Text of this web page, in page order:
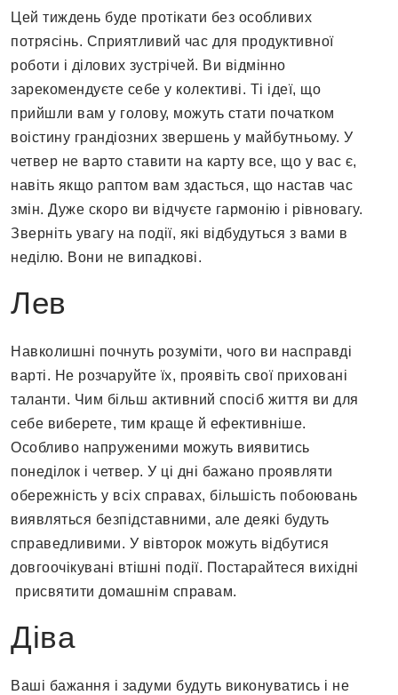
Цей тиждень буде протікати без особливих
потрясінь. Сприятливий час для продуктивної
роботи і ділових зустрічей. Ви відмінно
зарекомендуєте себе у колективі. Ті ідеї, що
прийшли вам у голову, можуть стати початком
воістину грандіозних звершень у майбутньому. У
четвер не варто ставити на карту все, що у вас є,
навіть якщо раптом вам здасться, що настав час
змін. Дуже скоро ви відчуєте гармонію і рівновагу.
Зверніть увагу на події, які відбудуться з вами в
неділю. Вони не випадкові.
Лев
Навколишні почнуть розуміти, чого ви насправді
варті. Не розчаруйте їх, проявіть свої приховані
таланти. Чим більш активний спосіб життя ви для
себе виберете, тим краще й ефективніше.
Особливо напруженими можуть виявитись
понеділок і четвер. У ці дні бажано проявляти
обережність у всіх справах, більшість побоювань
виявляться безпідставними, але деякі будуть
справедливими. У вівторок можуть відбутися
довгоочікувані втішні події. Постарайтеся вихідні
присвятити домашнім справам.
Діва
Ваші бажання і задуми будуть виконуватись і не